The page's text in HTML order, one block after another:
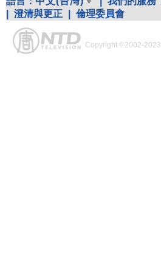
澄清與更正 倫理委員會
Copyright ©2002-2023